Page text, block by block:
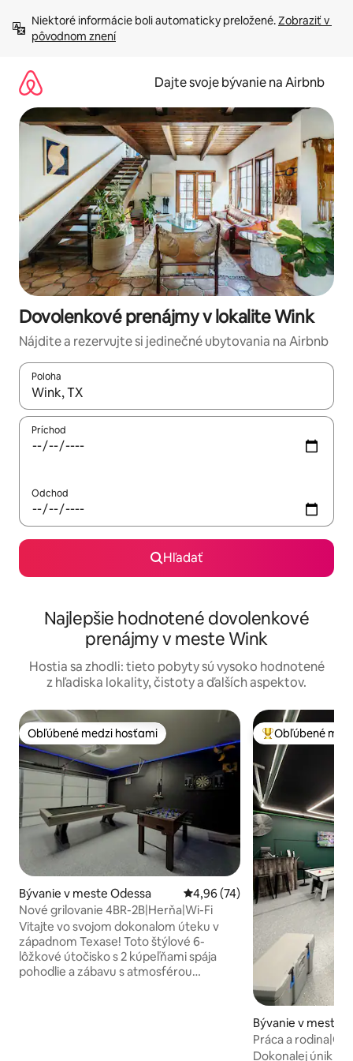
obsah.
Niektoré informácie boli automaticky preložené. Zobraziť v
pôvodnom znení
Dajte svoje bývanie na Airbnb
Dovolenkové prenájmy v lokalite Wink
Nájdite a rezervujte si jedinečné ubytovania na Airbnb
Poloha
Keď budú výsledky k dispozícii, môžete si ich prechádzať
Príchod
Odchod
Hľadať
Najlepšie hodnotené dovolenkové
prenájmy v meste Wink
Hostia sa zhodli: tieto pobyty sú vysoko hodnotené
z hľadiska lokality, čistoty a ďalších aspektov.
Obľúbené medzi hosťami
Obľúbené medzi hosťami
Bývanie v meste Odessa Priemerné ohodnotenie 4,96
4,96 (74)
Nové grilovanie 4BR-2B|Herňa|Wi-Fi
Vitajte vo svojom dokonalom úteku v
západnom Texase! Toto štýlové 6-
lôžkové útočisko s 2 kúpeľňami spája
pohodlie a zábavu s atmosférou
Najobľúbenejšie
Obľúbené
Bývanie v meste
Práca a
dvor|Svetlé|Wi-Fi
Dokonalej únik v